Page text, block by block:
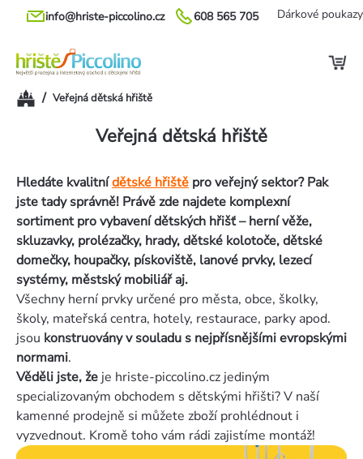
Přejít
608 565 705
info@hriste-piccolino.cz Dárkové poukazy
Domů/ Veřejná dětská hřiště
Veřejná dětská hřiště
Hledáte kvalitnídětské hřiště pro veřejný sektor? Pak
jste tady správně! Právě zde najdete komplexní
sortiment pro vybavení dětských hřišť – herní věže,
skluzavky, prolézačky, hrady, dětské kolotoče, dětské
domečky, houpačky, pískoviště, lanové prvky, lezecí
systémy, městský mobiliář aj.
Všechny herní prvky určené pro města, obce, školky,
školy, mateřská centra, hotely, restaurace, parky apod.
jsou konstruovány v souladu s nejpřísnějšími evropskými
normami.
Věděli jste, že je hriste-piccolino.cz jediným
specializovaným obchodem s dětskými hřišti? V naší
kamenné prodejně si můžete zboží prohlédnout i
vyzvednout. Kromě toho vám rádi zajistíme montáž!